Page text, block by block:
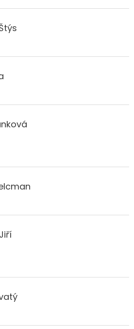
je 5 z 5 hvězdiček.
je 5 z 5 hvězdiček.
je 5 z 5 hvězdiček.
je 5 z 5 hvězdiček.
je 5 z 5 hvězdiček.
je 5 z 5 hvězdiček.